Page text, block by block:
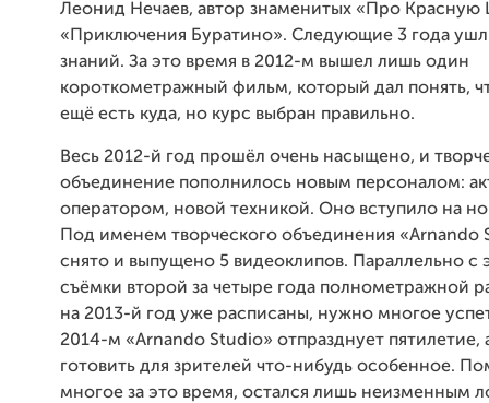
Леонид Нечаев, автор знаменитых «Про Красную
«Приключения Буратино». Следующие 3 года
знаний. За это время в 2012-м вышел лишь один
короткометражный фильм, который дал понять,
ещё есть куда, но курс выбран правильно.
Весь 2012-й год прошёл очень насыщено, и
объединение пополнилось новым персоналом:
оператором, новой техникой. Оно вступило на
Под именем творческого объединения «Arnando
снято и выпущено 5 видеоклипов. Параллельно с
съёмки второй за четыре года полнометражной
на 2013-й год уже расписаны, нужно многое
2014-м «Arnando Studio» отпразднует пятилетие,
готовить для зрителей что-нибудь особенное.
многое за это время, остался лишь неизменным